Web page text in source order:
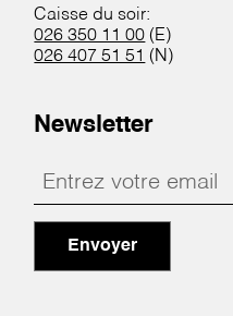
Caisse du soir:
026 350 11 00 (E)
026 407 51 51 (N)
Newsletter
Envoyer